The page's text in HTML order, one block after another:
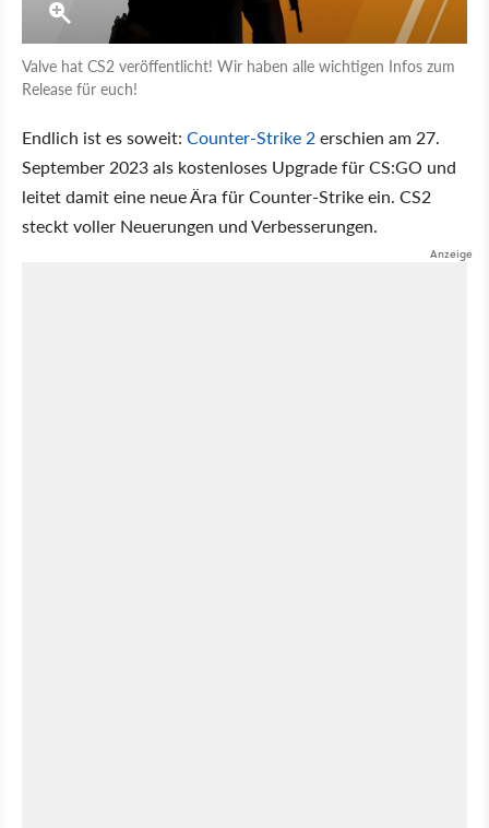
Valve hat CS2 veröffentlicht! Wir haben alle wichtigen Infos zum
Release für euch!
Endlich ist es soweit: Counter-Strike 2erschien am 27.
September 2023 als kostenloses Upgrade für CS:GO und
leitet damit eine neue Ära für Counter-Strike ein. CS2
steckt voller Neuerungen und Verbesserungen.